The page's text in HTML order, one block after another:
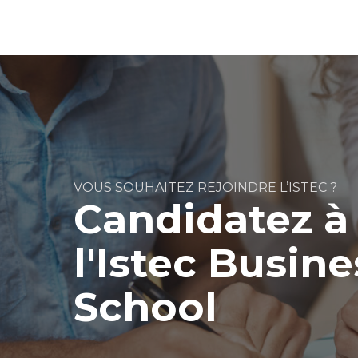
VOUS SOUHAITEZ REJOINDRE L’ISTEC ?
Candidatez à
l'Istec
School